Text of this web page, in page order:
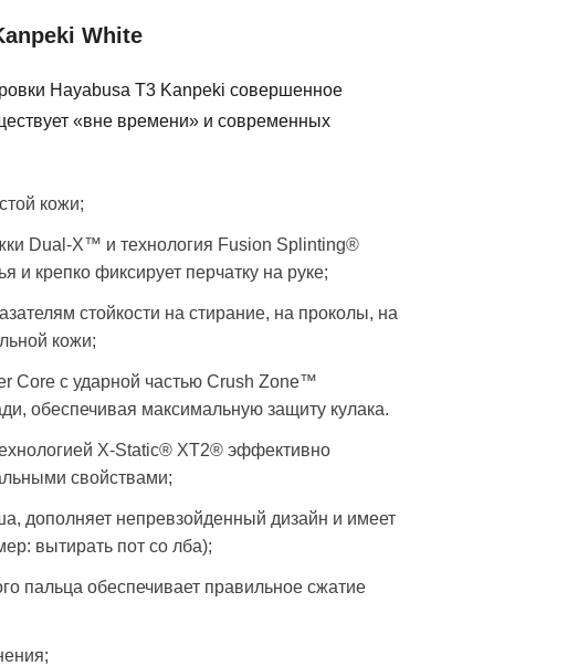
White
Hayabusa T3 Kanpeki совершенное
«вне времени» и современных
кожи;
Dual-X™ и технология Fusion Splinting®
и крепко фиксирует перчатку на руке;
стойкости на стирание, на проколы, на
кожи;
Core с ударной частью Crush Zone™
обеспечивая максимальную защиту кулака.
X-Static® XT2® эффективно
свойствами;
дополняет непревзойденный дизайн и имеет
вытирать пот со лба);
пальца обеспечивает правильное сжатие